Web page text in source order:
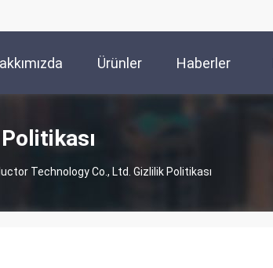
Ürünler Haberler
Technology Co., Ltd. Gizlilik Politikası